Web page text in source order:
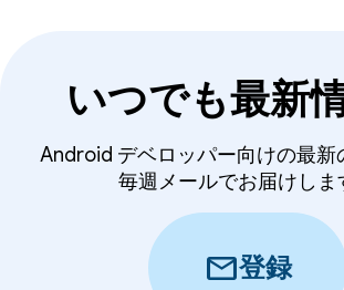
いつでも最新
Android デベロッパー向けの最新
毎週メールでお届けしま
mail登録